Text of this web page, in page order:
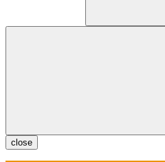
close